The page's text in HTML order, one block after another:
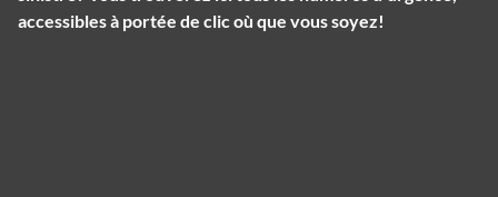
accessibles à portée de clic où que vous soyez!